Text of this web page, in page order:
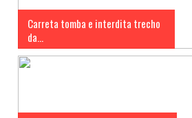
Carreta tomba e interdita trecho
da...